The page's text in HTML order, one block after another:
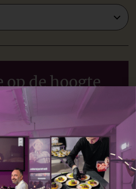
op de hoogte
Culinair en meld je nu aan
Ontdek als eerste onze